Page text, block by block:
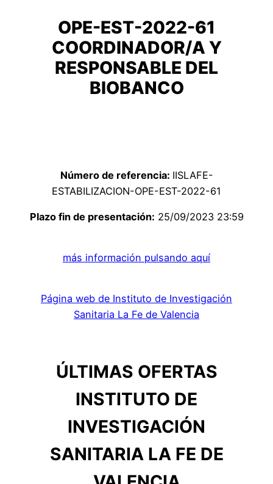
OPE-EST-2022-61
COORDINADOR/A Y
RESPONSABLE DEL
BIOBANCO
Número de referencia: IISLAFE-
ESTABILIZACION-OPE-EST-2022-61
Plazo fin de presentación: 25/09/2023 23:59
más información pulsando aquí
Página web de Instituto de Investigación
Sanitaria La Fe de Valencia
ÚLTIMAS OFERTAS
INSTITUTO DE
INVESTIGACIÓN
SANITARIA LA FE DE